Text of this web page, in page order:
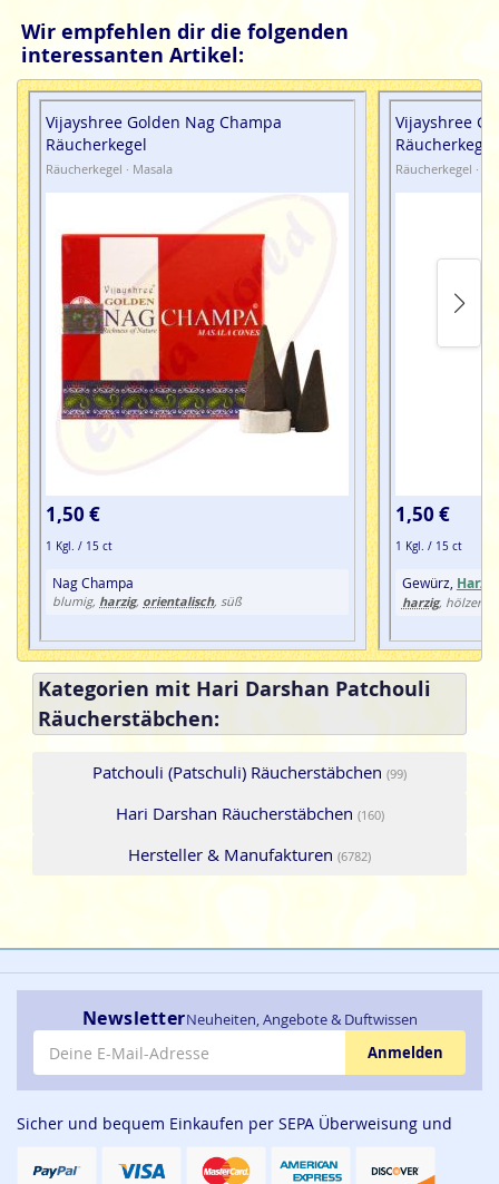
Wir empfehlen dir die folgenden
interessanten Artikel:
Vijayshree Golden Nag Champa
Räucherkegel
Räucherkegel · Masala
1,50 €
1 Kgl. / 15 ct
Nag Champa
blumig, harzig, orientalisch, süß
Vijayshree
Räucherkegel
Räucherkegel ·
1,50 €
1 Kgl. / 15 ct
Gewürz, Harz
harzig, hölzern,
Kategorien mit Hari Darshan Patchouli
Räucherstäbchen:
Patchouli (Patschuli) Räucherstäbchen (99)
Hari Darshan Räucherstäbchen (160)
Hersteller & Manufakturen (6782)
NewsletterNeuheiten, Angebote & Duftwissen
E-Mail-Adresse
Anmelden
Sicher und bequem Einkaufen per SEPA Überweisung und